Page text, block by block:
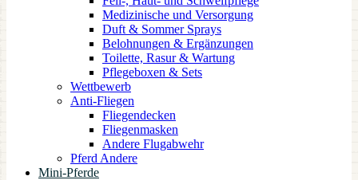
Medizinische und Versorgung
Duft & Sommer Sprays
Belohnungen & Ergänzungen
Toilette, Rasur & Wartung
Pflegeboxen & Sets
Wettbewerb
Anti-Fliegen
Fliegendecken
Fliegenmasken
Andere Flugabwehr
Pferd Andere
Mini-Pferde